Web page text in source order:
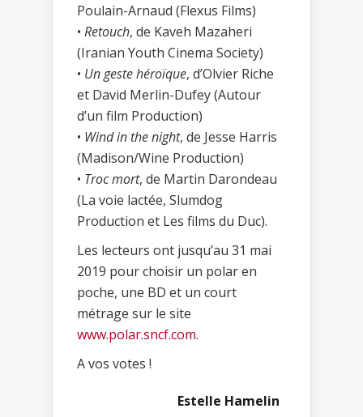
Poulain-Arnaud (Flexus Films)
• Retouch, de Kaveh Mazaheri
(Iranian Youth Cinema Society)
• Un geste héroïque, d’Olvier Riche
et David Merlin-Dufey (Autour
d’un film Production)
• Wind in the night, de Jesse Harris
(Madison/Wine Production)
• Troc mort, de Martin Darondeau
(La voie lactée, Slumdog
Production et Les films du Duc).
Les lecteurs ont jusqu’au 31 mai
2019 pour choisir un polar en
poche, une BD et un court
métrage sur le site
www.polar.sncf.com.
A vos votes !
Estelle Hamelin